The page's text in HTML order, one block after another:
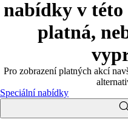
nabídky v
platná,
Pro zobrazení platných akcí
Speciální nabídky